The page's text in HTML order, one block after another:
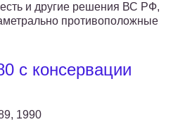
и другие решения ВС РФ,
противоположные
с консервации
1990